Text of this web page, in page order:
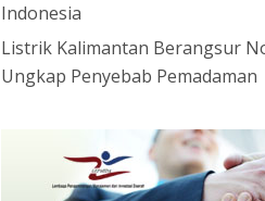
Indonesia
Listrik Kalimantan Berangsur
Ungkap Penyebab Pemadaman